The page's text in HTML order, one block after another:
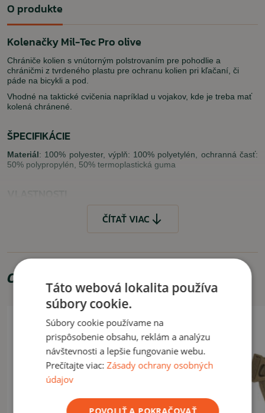
O produkte
Kolenačky Mil-Tec Pro olive
Chrániče kolien s vnútorným polstrovaním pre pohodlie a
chráničmi z tvrdeného plastu pre ochranu kolien pri kľačaní, či
páde na bicykli a pod.
Vhodné na taktické cvičenia napríklad u vojakov, kde je treba mať
kolená chránené.
ŠPECIFIKÁCIE
Materiál: 100% polyester, výplň: 100% polyetylén, ochranná časť:
50% polypropylén, 50% termoplastická guma
univerzálna veľkosť (nastaviteľné popruhy na suchý zips)
Pohodlné a hlavne univerzálne chrániče kolien na taktické
cvičenia, prípadne iné činnosti, kde chcete mať ochránené kolená
pred pádmi a pod.
ČÍTAŤ VIAC
Odporúčame zakúpiť
Táto webová lokalita používa
súbory cookie.
Súbory cookie používame na
prispôsobenie obsahu, reklám a analýzu
návštevnosti a lepšie fungovanie webu.
Prečítajte viac:Zásady ochrany osobných
údajov
POVOLIŤ A POKRAČOVAŤ